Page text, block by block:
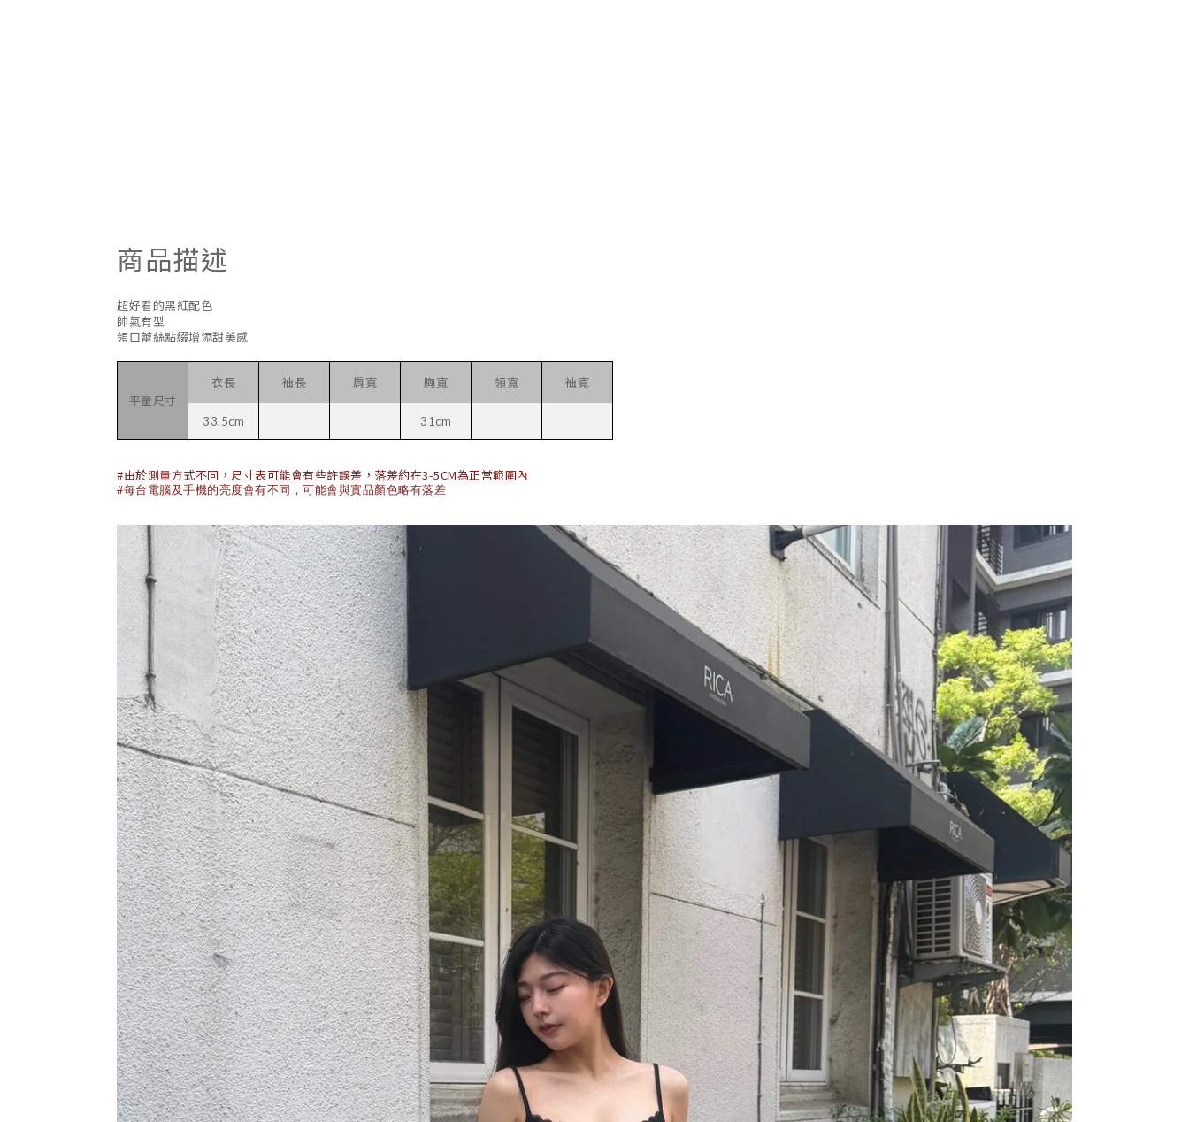
商品描述
超好看的黑紅配色
帥氣有型
領口蕾絲點綴增添甜美感
平量尺寸
衣長 袖長 肩寬 胸寬 領寬 袖寬
33.5cm 31cm
#由於測量方式不同，尺寸表可能會有些許誤差，落差約在3-5CM為正常範圍內
#每台電腦及手機的亮度會有不同，可能會與實品顏色略有落差